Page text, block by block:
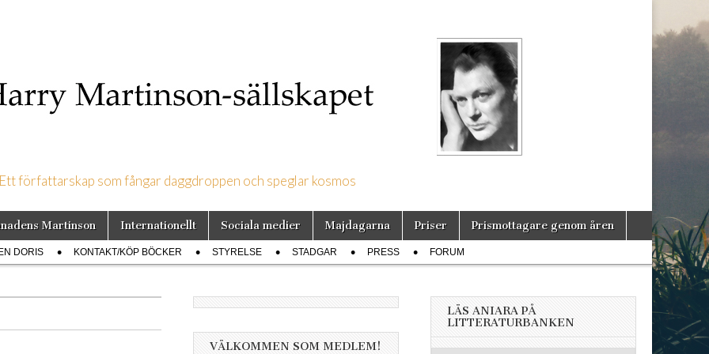
sällskapet
Ett författarskap som fångar daggdroppen och speglar kosmos
Martinson Internationellt Sociala medier Majdagarna Priser Prismottagare genom åren
DORIS KONTAKT/KÖP BÖCKER STYRELSE STADGAR PRESS FORUM
VÄLKOMMEN SOM MEDLEM!
LÄS ANIARA PÅ
LITTERATURBANKEN